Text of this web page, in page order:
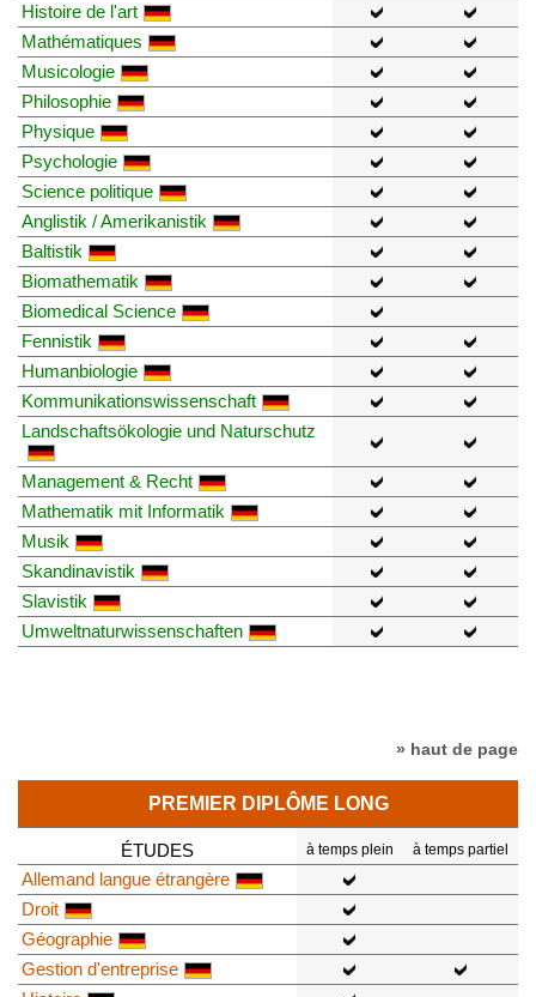
Histoire de l'art
Mathématiques
Musicologie
Philosophie
Physique
Psychologie
Science politique
Anglistik / Amerikanistik
Baltistik
Biomathematik
Biomedical Science
Fennistik
Humanbiologie
Kommunikationswissenschaft
Landschaftsökologie und Naturschutz
Management & Recht
Mathematik mit Informatik
Musik
Skandinavistik
Slavistik
Umweltnaturwissenschaften
» haut de page
PREMIER DIPLÔME LONG
ÉTUDES à temps plein à temps partiel
Allemand langue étrangère
Droit
Géographie
Gestion d'entreprise